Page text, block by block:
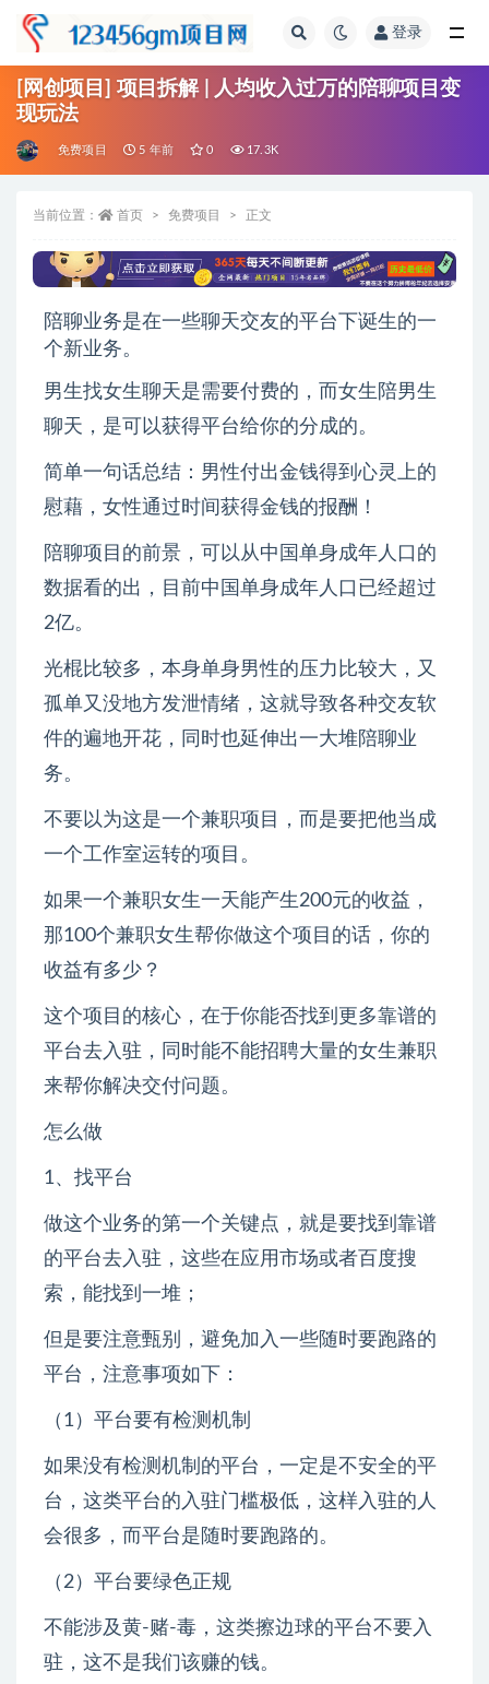
登录
[网创项目] 项目拆解 | 人均收入过万的陪聊项目变
现玩法
免费项目 5 年前 0 17.3K
当前位置： 首页 免费项目 正文
陪聊业务是在一些聊天交友的平台下诞生的一
个新业务。
男生找女生聊天是需要付费的，而女生陪男生
聊天，是可以获得平台给你的分成的。
简单一句话总结：男性付出金钱得到心灵上的
慰藉，女性通过时间获得金钱的报酬！
陪聊项目的前景，可以从中国单身成年人口的
数据看的出，目前中国单身成年人口已经超过
2亿。
光棍比较多，本身单身男性的压力比较大，又
孤单又没地方发泄情绪，这就导致各种交友软
件的遍地开花，同时也延伸出一大堆陪聊业
务。
不要以为这是一个兼职项目，而是要把他当成
一个工作室运转的项目。
如果一个兼职女生一天能产生200元的收益，
那100个兼职女生帮你做这个项目的话，你的
收益有多少？
这个项目的核心，在于你能否找到更多靠谱的
平台去入驻，同时能不能招聘大量的女生兼职
来帮你解决交付问题。
怎么做
1、找平台
做这个业务的第一个关键点，就是要找到靠谱
的平台去入驻，这些在应用市场或者百度搜
索，能找到一堆；
但是要注意甄别，避免加入一些随时要跑路的
平台，注意事项如下：
（1）平台要有检测机制
如果没有检测机制的平台，一定是不安全的平
台，这类平台的入驻门槛极低，这样入驻的人
会很多，而平台是随时要跑路的。
（2）平台要绿色正规
不能涉及黄-赌-毒，这类擦边球的平台不要入
驻，这不是我们该赚的钱。